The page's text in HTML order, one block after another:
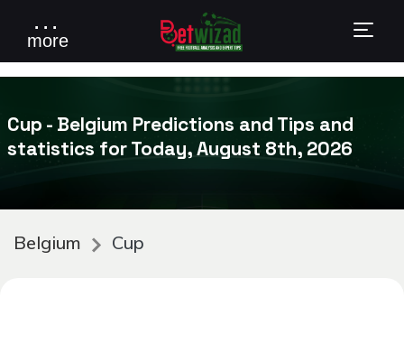
. . .
more
Cup - Belgium Predictions and Tips and
statistics for Today, August 8th, 2026
Belgium Cup